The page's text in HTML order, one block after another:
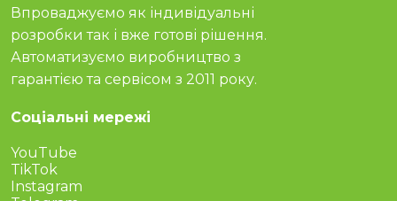
Впроваджуємо як індивідуальні
розробки так і вже готові рішення.
Автоматизуємо виробництво з
гарантією та сервісом з 2011 року.
Соціальні мережі
YouTube
TikTok
Instagram